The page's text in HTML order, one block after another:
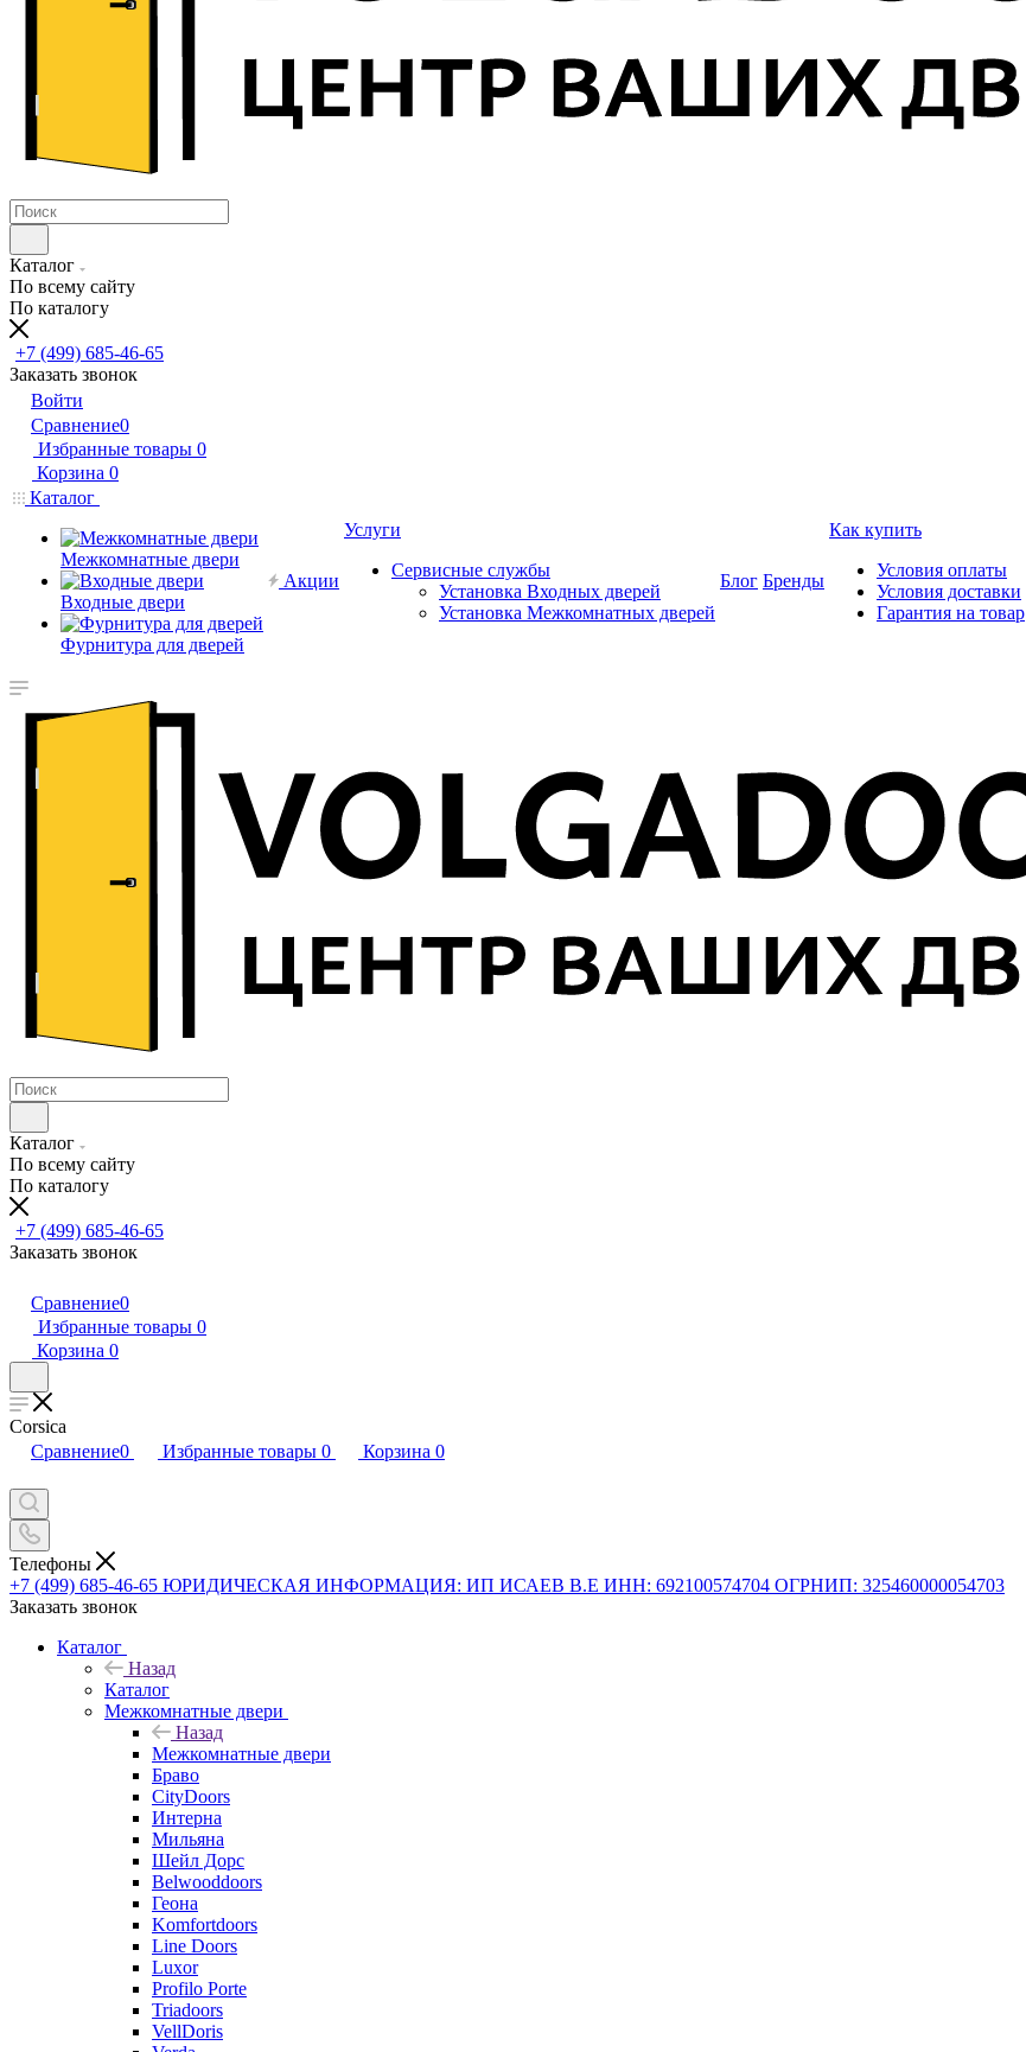
Каталог
По всему сайту
По каталогу
+7 (499) 685-46-65
Заказать звонок
Войти
Сравнение0
Избранные товары 0
Корзина 0
Каталог
Межкомнатные двери
Входные двери
Фурнитура для дверей
Акции
Услуги
Сервисные службы
Установка Входных дверей
Установка Межкомнатных дверей
Блог Бренды
Как купить
Условия оплаты
Условия доставки
Гарантия на товар
Каталог
По всему сайту
По каталогу
+7 (499) 685-46-65
Заказать звонок
Сравнение0
Избранные товары 0
Корзина 0
Corsica
Сравнение0 Избранные товары 0 Корзина 0
Телефоны
+7 (499) 685-46-65 ЮРИДИЧЕСКАЯ ИНФОРМАЦИЯ: ИП ИСАЕВ В.Е ИНН: 692100574704 ОГРНИП: 325460000054703
Заказать звонок
Каталог
Назад
Каталог
Межкомнатные двери
Назад
Межкомнатные двери
Браво
CityDoors
Интерна
Мильяна
Шейл Дорс
Belwooddoors
Геона
Komfortdoors
Line Doors
Luxor
Profilo Porte
Triadoors
VellDoris